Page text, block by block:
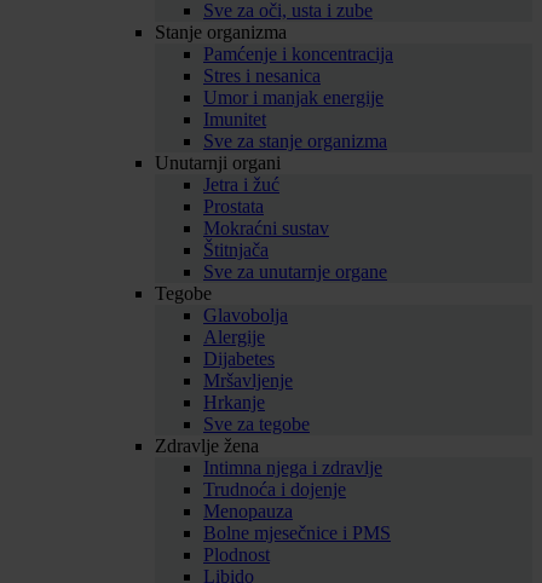
Sve za oči, usta i zube
Stanje organizma
Pamćenje i koncentracija
Stres i nesanica
Umor i manjak energije
Imunitet
Sve za stanje organizma
Unutarnji organi
Jetra i žuć
Prostata
Mokraćni sustav
Štitnjača
Sve za unutarnje organe
Tegobe
Glavobolja
Alergije
Dijabetes
Mršavljenje
Hrkanje
Sve za tegobe
Zdravlje žena
Intimna njega i zdravlje
Trudnoća i dojenje
Menopauza
Bolne mjesečnice i PMS
Plodnost
Libido